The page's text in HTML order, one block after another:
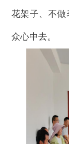
花架子、不做
众心中去。